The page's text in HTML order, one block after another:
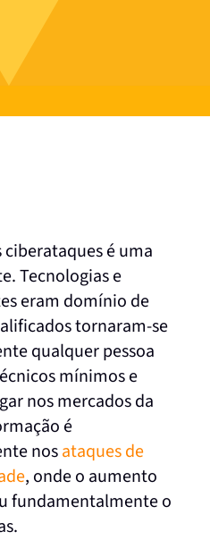
é uma
Tecnologias e
eram domínio de
tornaram-se
qualquer pessoa
mínimos e
nos mercados da
é
nosataques de
, onde o aumento
fundamentalmente o